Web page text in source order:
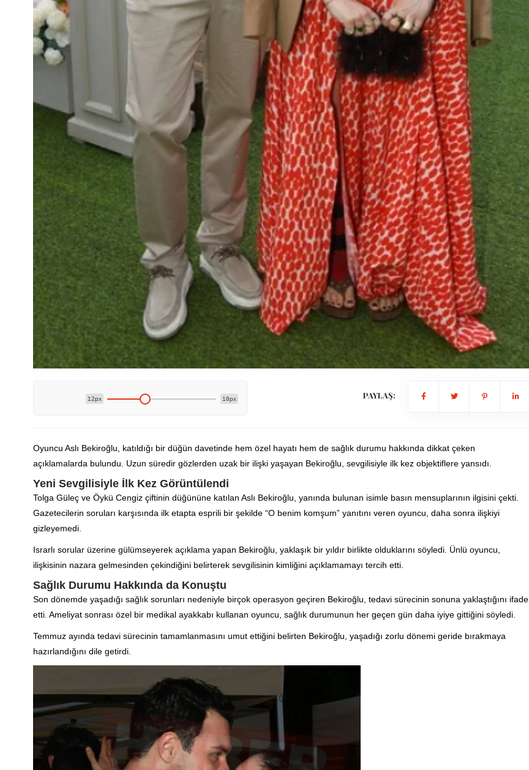
12px 18px PAYLAŞ:
Oyuncu Aslı Bekiroğlu, katıldığı bir düğün davetinde hem özel hayatı hem de sağlık durumu hakkında dikkat çeken
açıklamalarda bulundu. Uzun süredir gözlerden uzak bir ilişki yaşayan Bekiroğlu, sevgilisiyle ilk kez objektiflere yansıdı.
Yeni Sevgilisiyle İlk Kez Görüntülendi
Tolga Güleç ve Öykü Cengiz çiftinin düğününe katılan Aslı Bekiroğlu, yanında bulunan isimle basın mensuplarının ilgisini çekti.
Gazetecilerin soruları karşısında ilk etapta esprili bir şekilde “O benim komşum” yanıtını veren oyuncu, daha sonra ilişkiyi
gizleyemedi.
Israrlı sorular üzerine gülümseyerek açıklama yapan Bekiroğlu, yaklaşık bir yıldır birlikte olduklarını söyledi. Ünlü oyuncu,
ilişkisinin nazara gelmesinden çekindiğini belirterek sevgilisinin kimliğini açıklamamayı tercih etti.
Sağlık Durumu Hakkında da Konuştu
Son dönemde yaşadığı sağlık sorunları nedeniyle birçok operasyon geçiren Bekiroğlu, tedavi sürecinin sonuna yaklaştığını ifade
etti. Ameliyat sonrası özel bir medikal ayakkabı kullanan oyuncu, sağlık durumunun her geçen gün daha iyiye gittiğini söyledi.
Temmuz ayında tedavi sürecinin tamamlanmasını umut ettiğini belirten Bekiroğlu, yaşadığı zorlu dönemi geride bırakmaya
hazırlandığını dile getirdi.